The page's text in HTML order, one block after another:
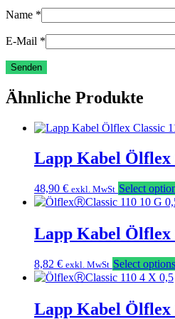
Name *
E-Mail *
Ähnliche Produkte
Lapp Kabel Ölflex
48,90 € exkl. MwSt Select
Lapp Kabel Ölflex
8,82 € exkl. MwSt Select options
Lapp Kabel Ölflex